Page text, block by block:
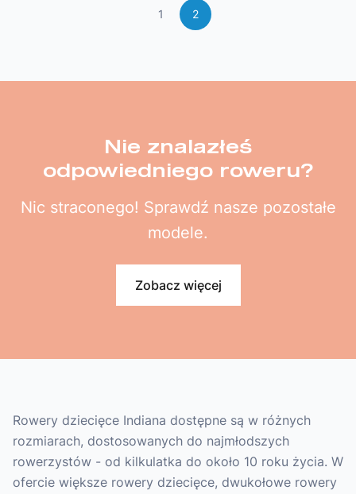
1 2
Nie znalazłeś
odpowiedniego roweru?
Nic straconego! Sprawdź nasze pozostałe
modele.
Zobacz więcej
Rowery dziecięce Indiana dostępne są w różnych
rozmiarach, dostosowanych do najmłodszych
rowerzystów - od kilkulatka do około 10 roku życia. W
ofercie większe rowery dziecięce, dwukołowe rowery